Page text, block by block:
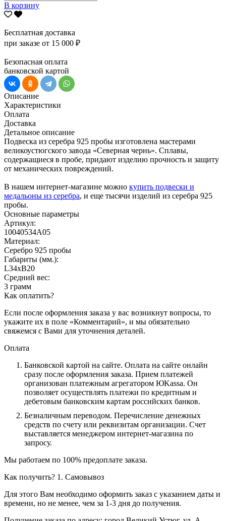
В корзину
Бесплатная доставка
при заказе от 15 000 ₽
Безопасная оплата
банковской картой
Описание
Характеристики
Оплата
Доставка
Детальное описание
Подвеска из серебра 925 пробы изготовлена мастерами
великоустюгского завода «Северная чернь». Сплавы,
содержащиеся в пробе, придают изделию прочность и защиту
от механических повреждений.
В нашем интернет-магазине можно купить подвески и
медальоны из серебра, и еще тысячи изделий из серебра 925
пробы.
Основные параметры
Артикул:
10040534А05
Материал:
Серебро 925 пробы
Габариты (мм.):
L34хB20
Средний вес:
3 грамм
Как оплатить?
Если после оформления заказа у вас возникнут вопросы, то
укажите их в поле «Комментарий», и мы обязательно
свяжемся с Вами для уточнения деталей.
Оплата
Банковской картой на сайте. Оплата на сайте онлайн
сразу после оформления заказа. Прием платежей
организован платежным агрегатором ЮKassa. Он
позволяет осуществлять платежи по кредитным и
дебетовым банковским картам российских банков.
Безналичным переводом. Перечисление денежных
средств по счету или реквизитам организации. Счет
выставляется менеджером интернет-магазина по
запросу.
Мы работаем по 100% предоплате заказа.
Как получить? 1. Самовывоз
Для этого Вам необходимо оформить заказ с указанием даты и
времени, но не менее, чем за 1-3 дня до получения.